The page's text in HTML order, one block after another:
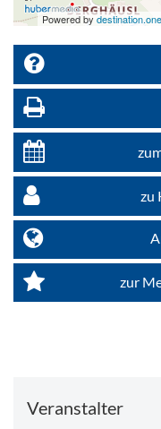
Powered by
zu
zur
Veranstalter